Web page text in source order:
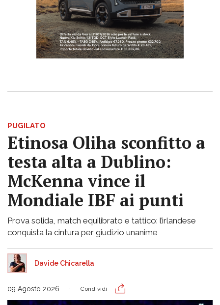
PUGILATO
Etinosa Oliha sconfitto a
testa alta a Dublino:
McKenna vince il
Mondiale IBF ai punti
Prova solida, match equilibrato e tattico: l’irlandese
conquista la cintura per giudizio unanime
Davide Chicarella
09 Agosto 2026 Condividi